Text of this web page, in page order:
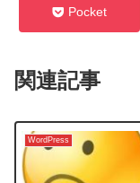
Pocket
関連記事
WordPress